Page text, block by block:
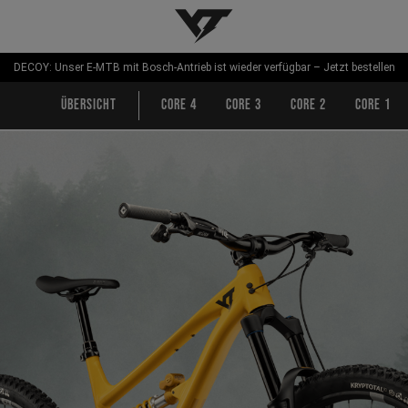
YT-Industries
DECOY: Unser E-MTB mit Bosch-Antrieb ist wieder verfügbar – Jetzt bestellen
Übersicht CORE 4 CORE 3 CORE 2 CORE 1